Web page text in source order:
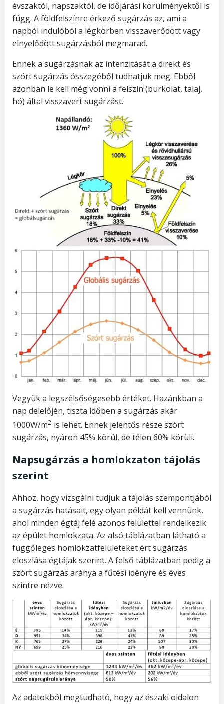
évszaktól, napszaktól, de időjárási körülményektől is
függ. A földfelszínre érkező sugárzás az, ami a
napból indulóból a légkörben visszaverődött vagy
elnyelődött sugárzásból megmarad.
Ennek a sugárzásnak az intenzitását a direkt és
szórt sugárzás összegéből tudhatjuk meg. Ebből
azonban le kell még vonni a felszín (burkolat, talaj,
hó) által visszavert sugárzást.
Vegyük a legszélsőségesebb értéket. Hazánkban a
nap delelőjén, tiszta időben a sugárzás akár
1000W/m2 is lehet. Ennek jelentős része szórt
sugárzás, nyáron 45% körül, de télen 60% körüli.
Napsugárzás a homlokzaton tájolás
szerint
Ahhoz, hogy vizsgálni tudjuk a tájolás szempontjából
a sugárzás hatásait, egy olyan példát kell vennünk,
ahol minden égtáj felé azonos felülettel rendelkezik
az épület homlokzata. Az alsó táblázatban látható a
függőleges homlokzatfelületeket ért sugárzás
eloszlása égtájak szerint. A felső táblázatban pedig a
szórt sugárzás aránya a fűtési idényre és éves
szintre nézve.
Az adatokból megtudható, hogy az északi oldalon